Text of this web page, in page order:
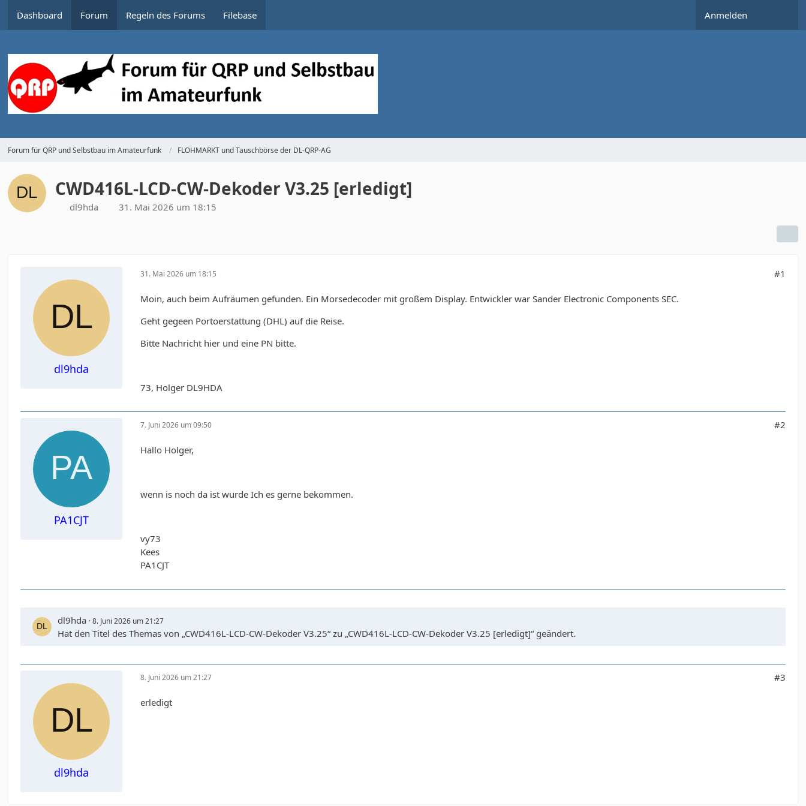
Dashboard Forum Regeln des Forums Filebase Anmelden
Forum für QRP und Selbstbau im Amateurfunk FLOHMARKT und Tauschbörse der DL-QRP-AG
CWD416L-LCD-CW-Dekoder V3.25 [erledigt]
dl9hda 31. Mai 2026 um 18:15
dl9hda
31. Mai 2026 um 18:15 #1
Moin, auch beim Aufräumen gefunden. Ein Morsedecoder mit großem Display. Entwickler war Sander Electronic Components SEC.
Geht gegeen Portoerstattung (DHL) auf die Reise.
Bitte Nachricht hier und eine PN bitte.
73, Holger DL9HDA
PA1CJT
7. Juni 2026 um 09:50 #2
Hallo Holger,
wenn is noch da ist wurde Ich es gerne bekommen.
vy73
Kees
PA1CJT
dl9hda 8. Juni 2026 um 21:27
Hat den Titel des Themas von „CWD416L-LCD-CW-Dekoder V3.25“ zu „CWD416L-LCD-CW-Dekoder V3.25 [erledigt]“ geändert.
dl9hda
8. Juni 2026 um 21:27 #3
erledigt